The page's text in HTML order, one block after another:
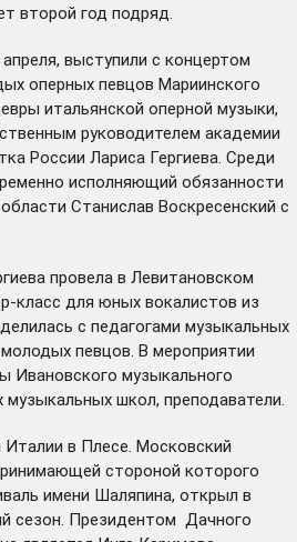
второй год подряд.
выступили с концертом
оперных певцов Мариинского
итальянской оперной музыки,
руководителем академии
России Лариса Гергиева. Среди
исполняющий обязанности
Станислав Воскресенский с
провела в Левитановском
класс для юных вокалистов из
с педагогами музыкальных
певцов. В мероприятии
Ивановского музыкального
музыкальных школ, преподаватели.
в Плесе. Московский
стороной которого
имени Шаляпина, открыл в
сезон. Президентом Дачного